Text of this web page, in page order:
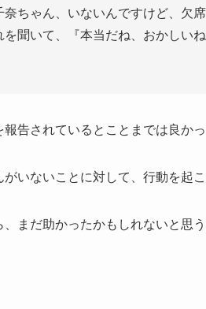
奈ちゃん、いないんですけど、欠
聞いて、『本当だね、おかしい
告されているとことまでは良かっ
いないことに対して、行動を起
まだ助かったかもしれないと思